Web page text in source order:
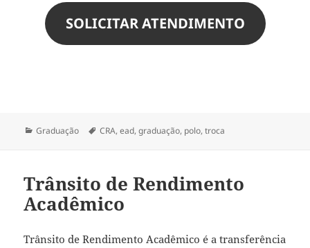
SOLICITAR ATENDIMENTO
Categorias
Graduação Tags
CRA,ead,graduação, polo,troca
Trânsito de Rendimento
Acadêmico
Trânsito de Rendimento Acadêmico é a transferência